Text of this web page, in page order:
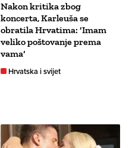
Nakon kritika zbog
koncerta, Karleuša se
obratila Hrvatima: ‘Imam
veliko poštovanje prema
vama‘
Hrvatska i svijet